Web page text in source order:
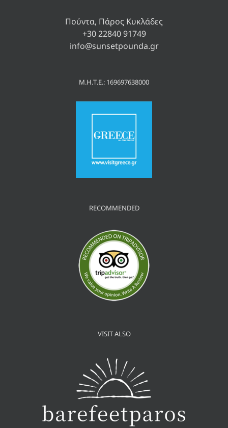
Πούντα, Πάρος Κυκλάδες
+30 22840 91749
info@sunsetpounda.gr
Μ.Η.Τ.Ε.: 169697638000
RECOMMENDED
VISIT ALSO